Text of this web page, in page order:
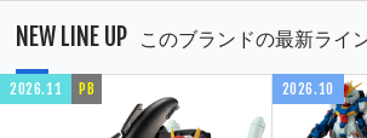
NEW LINE UP このブランドの最新ライ
2026.11 PB 2026.10